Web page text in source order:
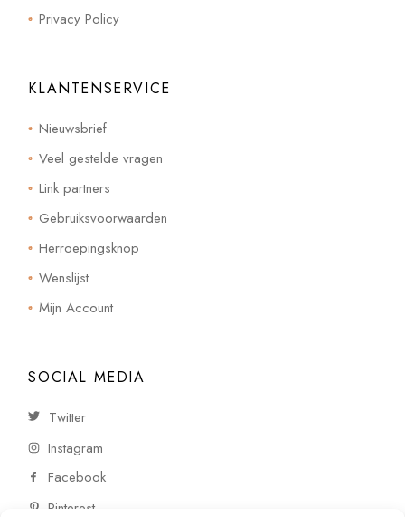
Privacy Policy
KLANTENSERVICE
Nieuwsbrief
Veel gestelde vragen
Link partners
Gebruiksvoorwaarden
Herroepingsknop
Wenslijst
Mijn Account
SOCIAL MEDIA
Twitter
Instagram
Facebook
Pinterest